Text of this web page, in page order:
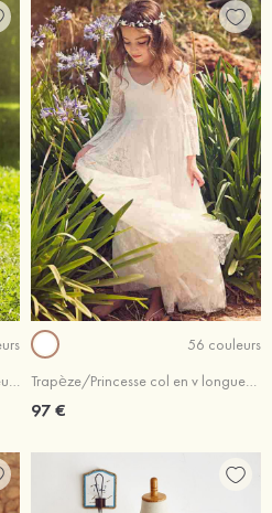
Trapèze princesse col en v longueur genou tulle robe de fille de fleur avec perlé
56 couleurs
Trapèze/Princesse col en v longueur cheville dentelle robe de fille de fleur avec appliqué
97 €